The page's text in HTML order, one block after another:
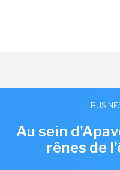
Au sein
rênes de